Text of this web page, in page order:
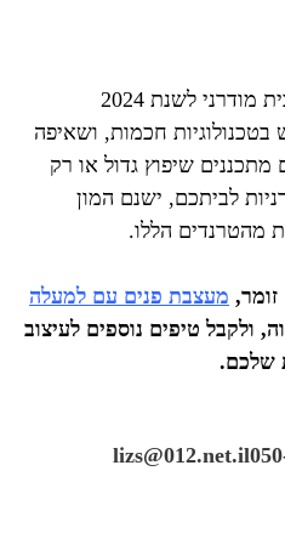
הטרנדים המובילים לעיצוב בית מודרני לשנת 2024
חכמות, ושאיפה
שיפוץ גדול או רק
לביתכם, ישנם המון
מהטרנדים הללו.
מעצבת פנים עם למעלה
ולקבל טיפים נוספים לעיצוב
שלכם.
lizs@012.net.il